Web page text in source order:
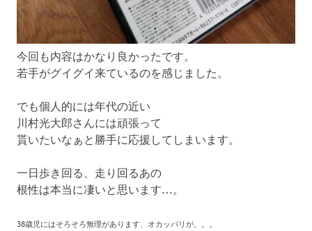
今回も内容はかなり良かったです。
若手がグイグイ来ているのを感じました。
でも個人的には年代の近い
川村光大郎さんには頑張って
貰いたいなぁと勝手に応援してしまいます。
一日歩き回る、走り回るあの
根性は本当に凄いと思います…。
38歳児にはそろそろ無理があります、オカッパリが。。。